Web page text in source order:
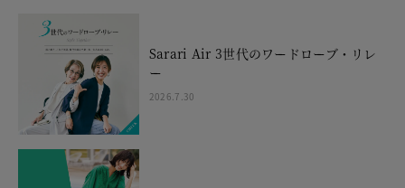
Sarari Air 3世代のワードローブ・リレ
ー
2026.7.30